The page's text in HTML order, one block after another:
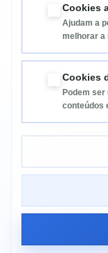
Cookies
Ajudam a
melhorar a
Cookies
Podem
conteúdos